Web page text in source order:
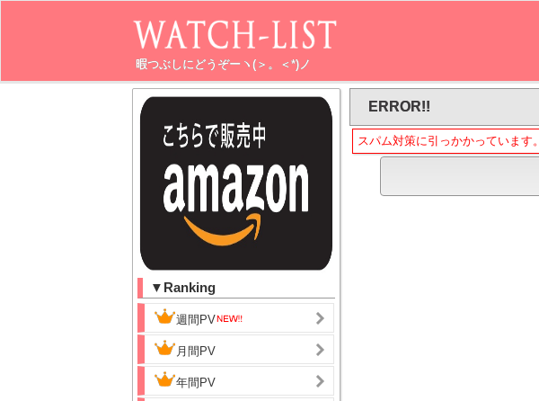
暇つぶしにどうぞーヽ(＞。＜*)ノ
▼Ranking
週間PV
月間PV
年間PV
ERROR!!
スパム対策に引っかかっています。